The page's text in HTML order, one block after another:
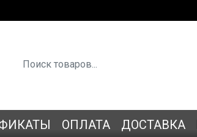
ОПЛАТА ДОСТАВКА